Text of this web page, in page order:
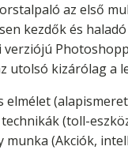
az első
kezdők és
utolsó kizárólag a
elmélet
(toll-
munka (Akciók,